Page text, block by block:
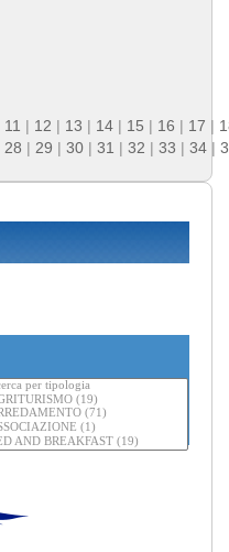
11 | 12 | 13 | 14 | 15 | 16 | 17 |
28 | 29 | 30 | 31 | 32 | 33 | 34 |